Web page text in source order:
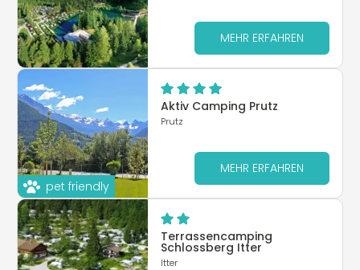
MEHR ERFAHREN
pet friendly
Aktiv Camping Prutz
Prutz
MEHR ERFAHREN
Terrassencamping
Schlossberg Itter
Itter